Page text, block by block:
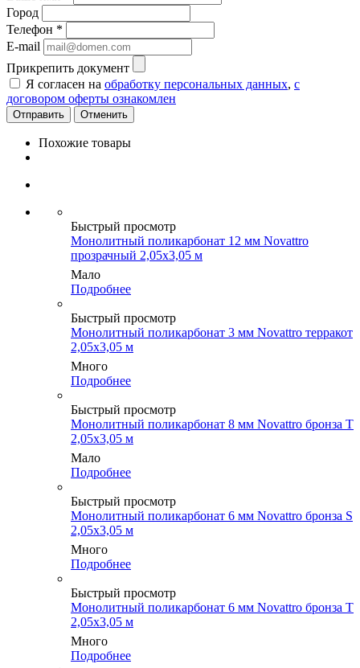
Город
Телефон *
E-mail
Прикрепить документ
Я согласен на обработку персональных данных, с
договором оферты ознакомлен
Отменить
Похожие товары
Быстрый просмотр
Монолитный поликарбонат 12 мм Novattro
прозрачный 2,05х3,05 м
Мало
Подробнее
Быстрый просмотр
Монолитный поликарбонат 3 мм Novattro терракот
2,05х3,05 м
Много
Подробнее
Быстрый просмотр
Монолитный поликарбонат 8 мм Novattro бронза Т
2,05х3,05 м
Мало
Подробнее
Быстрый просмотр
Монолитный поликарбонат 6 мм Novattro бронза S
2,05х3,05 м
Много
Подробнее
Быстрый просмотр
Монолитный поликарбонат 6 мм Novattro бронза Т
2,05х3,05 м
Много
Подробнее